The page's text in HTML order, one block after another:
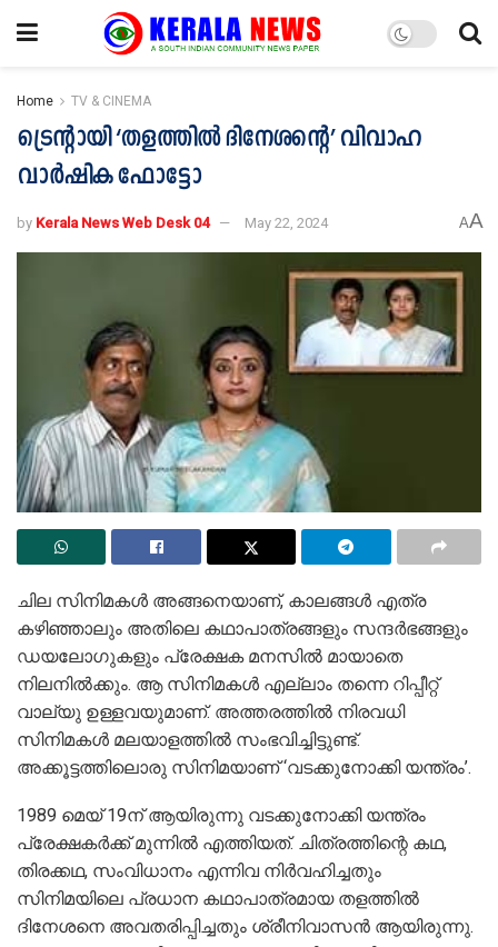
Home TV & CINEMA
ട്രെന്‍റായി ‘തളത്തിൽ ദിനേശന്‍റെ’ വിവാഹ
വാർഷിക ഫോട്ടോ
by Kerala News Web Desk 04 May 22, 2024 AA
ചില സിനിമകൾ അങ്ങനെയാണ്, കാലങ്ങൾ എത്ര
കഴിഞ്ഞാലും അതിലെ കഥാപാത്രങ്ങളും സന്ദർഭങ്ങളും
ഡയലോഗുകളും പ്രേക്ഷക മനസിൽ മായാതെ
നിലനിൽക്കും. ആ സിനിമകൾ എല്ലാം തന്നെ റിപ്പീറ്റ്
വാല്യു ഉള്ളവയുമാണ്. അത്തരത്തിൽ നിരവധി
സിനിമകൾ മലയാളത്തിൽ സംഭവിച്ചിട്ടുണ്ട്.
അക്കൂട്ടത്തിലൊരു സിനിമയാണ് ‘വടക്കുനോക്കി യന്ത്രം’.
1989 മെയ് 19ന് ആയിരുന്നു വടക്കുനോക്കി യന്ത്രം
പ്രേക്ഷകർക്ക് മുന്നിൽ എത്തിയത്. ചിത്രത്തിന്റെ കഥ,
തിരക്കഥ, സം‌വിധാനം എന്നിവ നിർവഹിച്ചതും
സിനിമയിലെ പ്രധാന കഥാപാത്രമായ തളത്തിൽ
ദിനേശനെ അവതരിപ്പിച്ചതും ശ്രീനിവാസൻ ആയിരുന്നു.